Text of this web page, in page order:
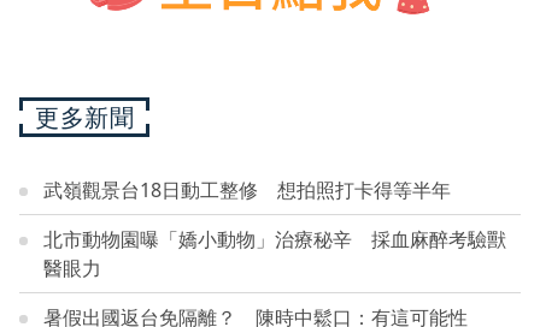
更多新聞
武嶺觀景台18日動工整修 想拍照打卡得等半年
北市動物園曝「嬌小動物」治療秘辛 採血麻醉考驗獸
醫眼力
暑假出國返台免隔離？ 陳時中鬆口：有這可能性